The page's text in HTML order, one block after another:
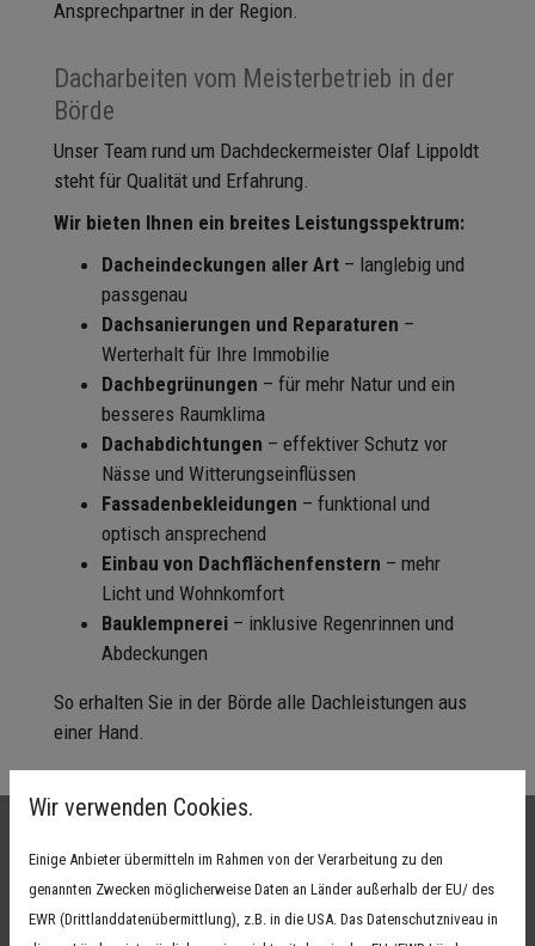
Ansprechpartner in der Region.
Dacharbeiten vom Meisterbetrieb in der
Börde
Unser Team rund um Dachdeckermeister Olaf Lippoldt
steht für Qualität und Erfahrung.
Wir bieten Ihnen ein breites Leistungsspektrum:
Dacheindeckungen aller Art – langlebig und
passgenau
Dachsanierungen und Reparaturen –
Werterhalt für Ihre Immobilie
Dachbegrünungen – für mehr Natur und ein
besseres Raumklima
Dachabdichtungen – effektiver Schutz vor
Nässe und Witterungseinflüssen
Fassadenbekleidungen – funktional und
optisch ansprechend
Einbau von Dachflächenfenstern – mehr
Licht und Wohnkomfort
Bauklempnerei – inklusive Regenrinnen und
Abdeckungen
So erhalten Sie in der Börde alle Dachleistungen aus
einer Hand.
Wir verwenden Cookies.
Einige Anbieter übermitteln im Rahmen von der Verarbeitung zu den
genannten Zwecken möglicherweise Daten an Länder außerhalb der EU/ des
EWR (Drittlanddatenübermittlung), z.B. in die USA. Das Datenschutzniveau in